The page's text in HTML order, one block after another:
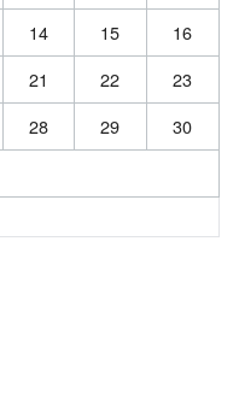
14 15
16
21 22
23
28 29
30